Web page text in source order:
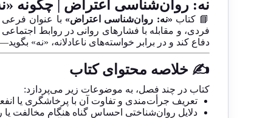
نه: روان‌شناسی اعتراض | چگونه
📘 کتاب «نه: روان‌شناسی اعتراض» با عنوان فرعی
فردی، و مقابله با فشارهای روانی در روابط
دفاع کند و در برابر خواسته‌های ناعادلانه، «نه»
✍️ خلاصه محتوای کتاب
کتاب در چند فصل، به موضوعات زیر می‌پردازد:
تعریف جرأت‌مندی و تفاوت آن با پرخاشگری یا
دلایل روان‌شناختی احساس گناه هنگام مخالفت